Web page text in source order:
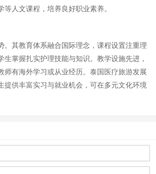
等人文课程，培养良好职业素养。
。其教育体系融合国际理念，课程设置注重理
生掌握扎实护理技能与知识。教学设施先进，
师有海外学习或从业经历。泰国医疗旅游发展
提供丰富实习与就业机会，可在多元文化环境